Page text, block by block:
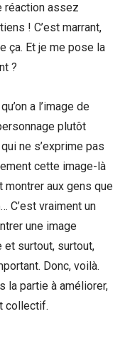
réaction assez
! C’est marrant,
ça. Et je me pose la
?
a l’image de
plutôt
ne s’exprime pas
cette image-là
montrer aux gens que
C’est vraiment un
une image
et surtout, surtout,
Donc, voilà.
la partie à améliorer,
collectif.